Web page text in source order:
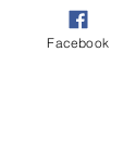
Facebook